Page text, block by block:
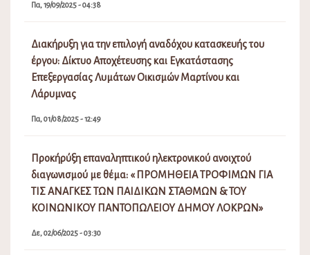
Πα, 19/09/2025 - 04:38
Διακήρυξη για την επιλογή αναδόχου κατασκευής του
έργου: Δίκτυο Αποχέτευσης και Εγκατάστασης
Επεξεργασίας Λυμάτων Οικισμών Μαρτίνου και
Λάρυμνας
Πα, 01/08/2025 - 12:49
Προκήρύξη επαναληπτικού ηλεκτρονικού ανοιχτού
διαγωνισμού με θέμα: « ΠΡΟΜΗΘΕΙΑ ΤΡΟΦΙΜΩΝ ΓΙΑ
ΤΙΣ ΑΝΑΓΚΕΣ ΤΩΝ ΠΑΙΔΙΚΩΝ ΣΤΑΘΜΩΝ & ΤΟΥ
ΚΟΙΝΩΝΙΚΟΥ ΠΑΝΤΟΠΩΛΕΙΟΥ ΔΗΜΟΥ ΛΟΚΡΩΝ»
Δε, 02/06/2025 - 03:30